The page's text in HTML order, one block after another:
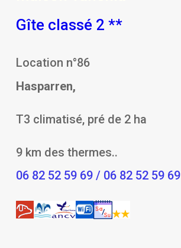
Gîte classé 2 **
Location n°86
Hasparren,
T3 climatisé, pré de 2 ha
9 km des thermes..
06 82 52 59 69 / 06 82 52 59 69